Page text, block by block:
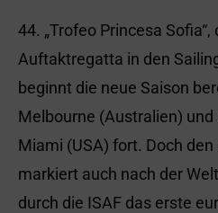
44. „Trofeo Princesa
Auftaktregatta in den
beginnt die neue Saison
Melbourne (Australien)
Miami (USA) fort. Doch
markiert auch nach der
durch die ISAF das erste